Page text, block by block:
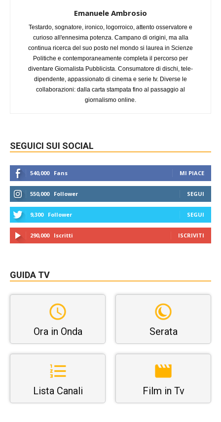
Emanuele Ambrosio
Testardo, sognatore, ironico, logorroico, attento osservatore e
curioso all'ennesima potenza. Campano di origini, ma alla
continua ricerca del suo posto nel mondo si laurea in Scienze
Politiche e contemporaneamente completa il percorso per
diventare Giornalista Pubblicista. Consumatore di dischi, tele-
dipendente, appassionato di cinema e serie tv. Diverse le
collaborazioni: dalla carta stampata fino al passaggio al
giornalismo online.
SEGUICI SUI SOCIAL
540,000 Fans MI PIACE
550,000 Follower SEGUI
9,300 Follower SEGUI
290,000 Iscritti ISCRIVITI
GUIDA TV
Ora in Onda Serata
Lista Canali Film in Tv